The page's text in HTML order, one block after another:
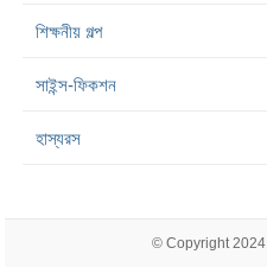
শিক্ষনীয় গল্প
সাইন্স-ফিকশন
হাস্যরস
© Copyright 2024